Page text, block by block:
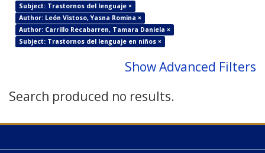
Subject: Trastornos del lenguaje ×
Author: León Vistoso, Yasna Romina ×
Author: Carrillo Recabarren, Tamara Daniela ×
Subject: Trastornos del lenguaje en niños ×
Show Advanced Filters
Search produced no results.